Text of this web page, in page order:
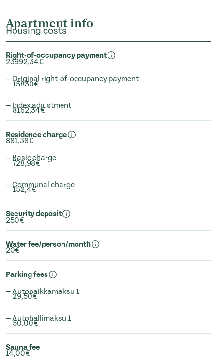
Apartment info
Housing costs
Right-of-occupancy payment
23992,34€
— Original right-of-occupancy payment
15830€
— Index adjustment
8162,34€
Residence charge
881,38€
— Basic charge
728,98€
— Communal charge
152,4€
Security deposit
250€
Water fee/person/month
20€
Parking fees
— Autopaikkamaksu 1
29,50€
— Autohallimaksu 1
50,00€
Sauna fee
14,00€